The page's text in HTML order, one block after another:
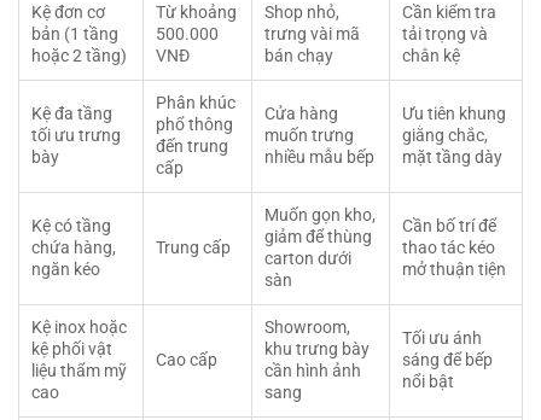
Kệ đơn cơ
bản (1 tầng
hoặc 2 tầng)
Từ khoảng
500.000
VNĐ
Shop nhỏ,
trưng vài mã
bán chạy
Cần kiểm tra
tải trọng và
chân kệ
Kệ đa tầng
tối ưu trưng
bày
Phân khúc
phổ thông
đến trung
cấp
Cửa hàng
muốn trưng
nhiều mẫu bếp
Ưu tiên khung
giằng chắc,
mặt tầng dày
Kệ có tầng
chứa hàng,
ngăn kéo
Trung cấp
Muốn gọn kho,
giảm để thùng
carton dưới
sàn
Cần bố trí để
thao tác kéo
mở thuận tiện
Kệ inox hoặc
kệ phối vật
liệu thẩm mỹ
cao
Cao cấp
Showroom,
khu trưng bày
cần hình ảnh
sang
Tối ưu ánh
sáng để bếp
nổi bật